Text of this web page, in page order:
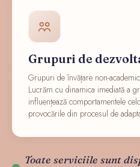
Grupuri de
Grupuri de învățare non-
Lucrăm cu dinamica imediată a
influențează comportamentele
provocările din procesul de
Toate serviciile sunt